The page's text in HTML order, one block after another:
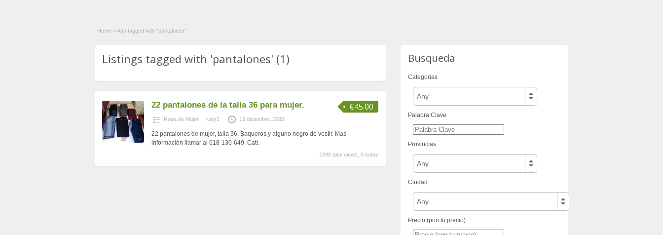
Home »Ads tagged with "pantalones"
Listings tagged with 'pantalones' (1)
€45.00
22 pantalones de la talla 36 para mujer.
Ropa de Mujer katy1 13 diciembre, 2019
22 pantalones de mujer, talla 36. Baqueros y alguno negro de vestir. Mas
información llamar al 618-130-649. Cati.
1090 total views, 0 today
Busqueda
Categorias
Any
Palabra Clave
Provincias
Any
Ciudad
Any
Precio (pon tu precio)